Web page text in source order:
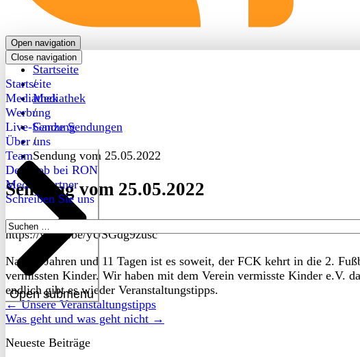
Open navigation
Close navigation
Startseite
Mediathek
Werbung
Live-Sendung
Über uns
Open submenu
Team
Dein Job bei RON
Medienpartner
Schreiben Sie uns
Suchen
nach:
Startseite
/
Mediathek
/
Ganze Sendungen
/
Sendung vom 25.05.2022
Sendung vom 25.05.2022
https://youtu.be/yUSGdg9zusc
Nach 4 Jahren und 11 Tagen ist es soweit, der FCK kehrt in die 2.
vermissten Kinder. Wir haben mit dem Verein vermisste Kinder e.V.
endlich gibt es wieder Veranstaltungstipps.
← Unsere Veranstaltungstipps
Was geht und was geht nicht →
Neueste Beiträge